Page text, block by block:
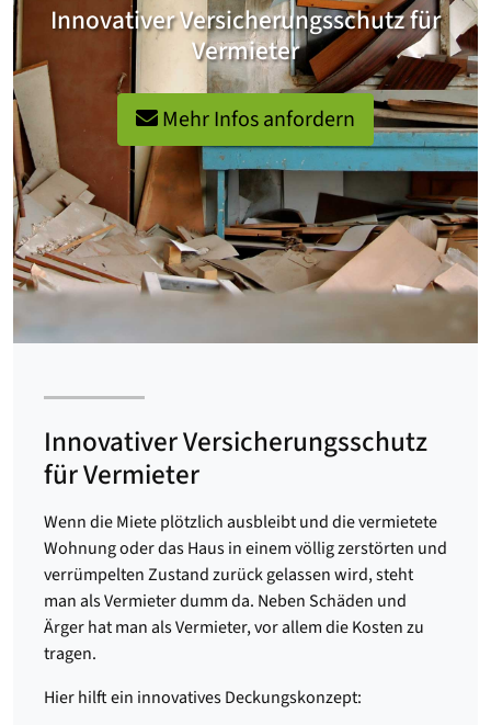
Innovativer Versicherungsschutz für
Vermieter
Mehr Infos anfordern
Innovativer Versicherungsschutz
für Vermieter
Wenn die Miete plötzlich ausbleibt und die vermietete
Wohnung oder das Haus in einem völlig zerstörten und
verrümpelten Zustand zurück gelassen wird, steht
man als Vermieter dumm da. Neben Schäden und
Ärger hat man als Vermieter, vor allem die Kosten zu
tragen.
Hier hilft ein innovatives Deckungskonzept: